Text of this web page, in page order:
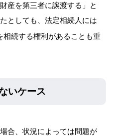
産を第三者に譲渡する」と
としても、法定相続人には
相続する権利があることも重
いケース
合、状況によっては問題が